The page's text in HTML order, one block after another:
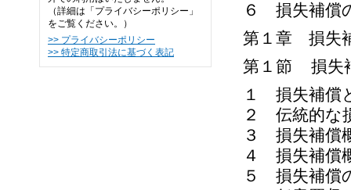
（詳細は「プライバシーポリシー」
をご覧ください。）
>> プライバシーポリシー
>> 特定商取引法に基づく表記
６ 損失補償
第１章 損失
第１節 損失
１ 損失補償
２ 伝統的な
３ 損失補償
４ 損失補償
５ 損失補償